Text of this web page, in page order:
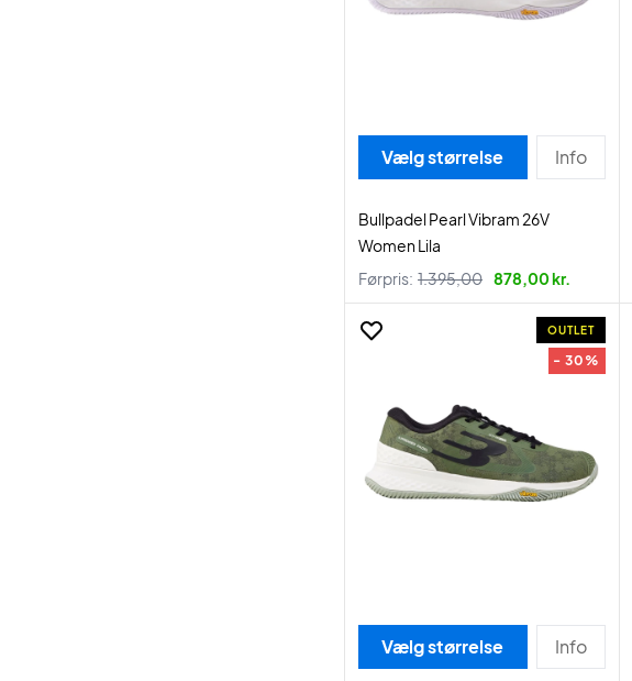
Vælg størrelse Info
Bullpadel Pearl Vibram 26V
Women Lila
Førpris: 1.395,00 878,00 kr.
OUTLET
- 30%
Vælg størrelse Info